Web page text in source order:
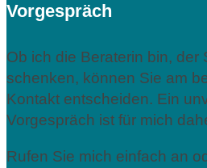
Vorgespräch
Ob ich die Beraterin bin, der
schenken, können Sie am
Kontakt entscheiden. Ein
Vorgespräch ist für mich
Rufen Sie mich einfach an